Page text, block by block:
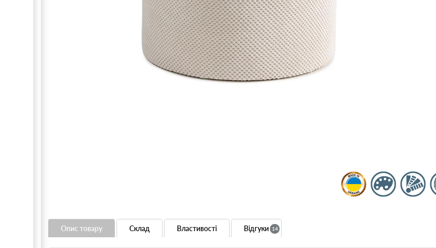
Опис товару Склад Властивості Відгуки 14